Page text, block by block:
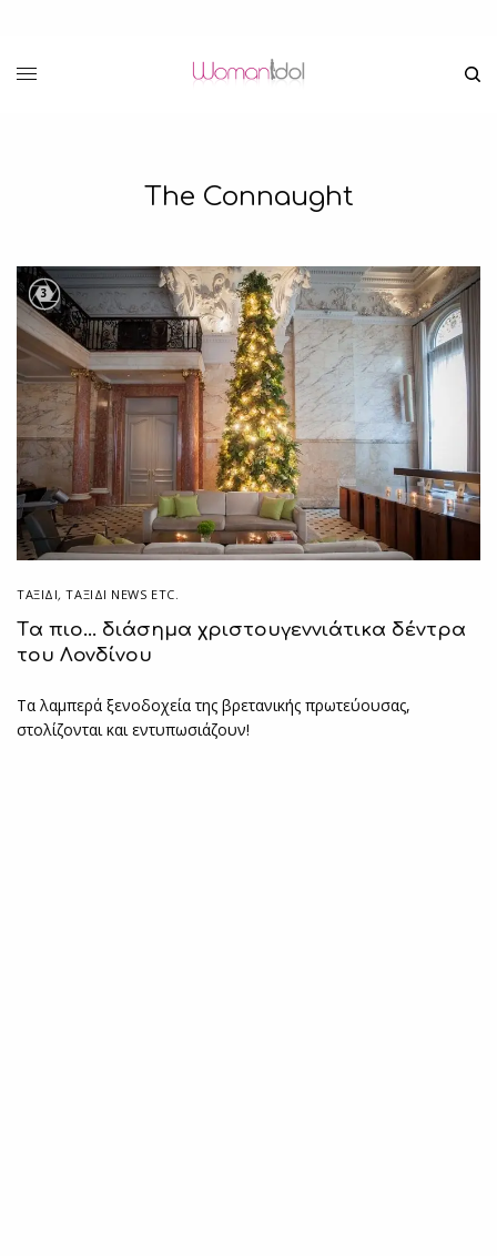
The Connaught
3
ΤΑΞΙΔΙ,ΤΑΞΊΔΙ NEWS ETC.
Tα πιο… διάσημα χριστουγεννιάτικα δέντρα
του Λονδίνου
Τα λαμπερά ξενοδοχεία της βρετανικής πρωτεύουσας,
στολίζονται και εντυπωσιάζουν!